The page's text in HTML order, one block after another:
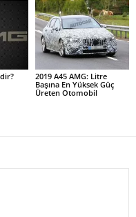
2019 A45 AMG: Litre
Başına En Yüksek Güç
Üreten Otomobil